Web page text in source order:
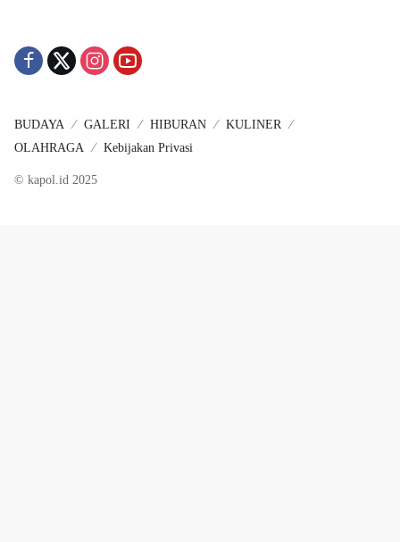
BUDAYA GALERI HIBURAN
KULINER
OLAHRAGA
Kebijakan Privasi
© kapol.id 2025